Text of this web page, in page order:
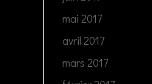
mai 2017
avril 2017
mars 2017